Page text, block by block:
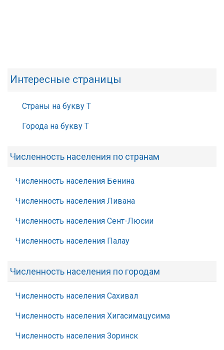
Интересные страницы
Страны на букву Т
Города на букву Т
Численность населения по странам
Численность населения Бенина
Численность населения Ливана
Численность населения Сент-Люсии
Численность населения Палау
Численность населения по городам
Численность населения Сахивал
Численность населения Хигасимацусима
Численность населения Зоринск